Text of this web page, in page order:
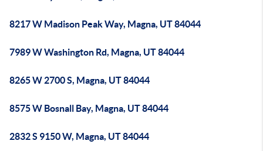
8217 W Madison Peak Way, Magna, UT 84044
7989 W Washington Rd, Magna, UT 84044
8265 W 2700 S, Magna, UT 84044
8575 W Bosnall Bay, Magna, UT 84044
2832 S 9150 W, Magna, UT 84044